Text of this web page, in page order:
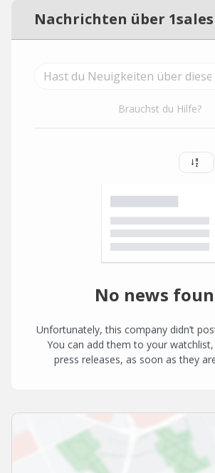
Nachrichten über 1sales
Brauchst du Hilfe?
No news
Unfortunately, this company didn’t
You can add them to your watchlist,
press releases, as soon as they